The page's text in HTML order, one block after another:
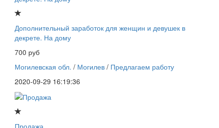
Дополнительный заработок для женщин и девушек в
декрете. На дому
700 руб
Могилевская обл. / Могилев / Предлагаем работу
2020-09-29 16:19:36